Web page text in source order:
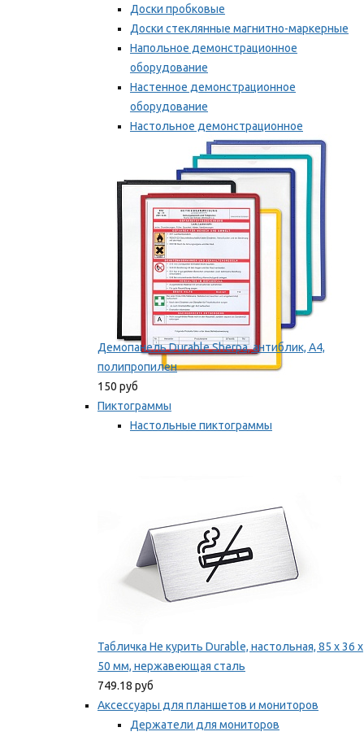
Доски пробковые
Доски стеклянные магнитно-маркерные
Напольное демонстрационное
оборудование
Настенное демонстрационное
оборудование
Настольное демонстрационное
оборудование
Мы рекомендуем
Демопанель Durable Sherpa, антиблик, А4,
полипропилен
150 руб
Пиктограммы
Настольные пиктограммы
Табличка Не курить Durable, настольная, 85 x 36 x
50 мм, нержавеющая сталь
749.18 руб
Аксессуары для планшетов и мониторов
Держатели для мониторов